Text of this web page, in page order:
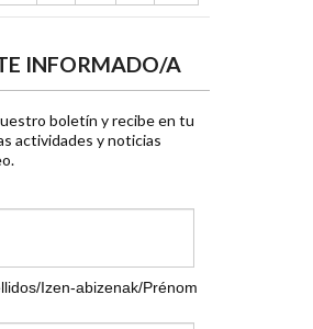
INFORMADO/A
boletín y recibe en tu
actividades y noticias
Izen-abizenak/Prénom